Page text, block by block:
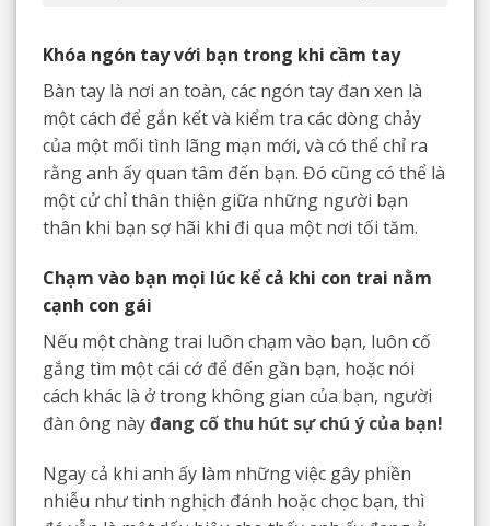
Khóa ngón tay với bạn trong khi cầm tay
Bàn tay là nơi an toàn, các ngón tay đan xen là
một cách để gắn kết và kiểm tra các dòng chảy
của một mối tình lãng mạn mới, và có thể chỉ ra
rằng anh ấy quan tâm đến bạn. Đó cũng có thể là
một cử chỉ thân thiện giữa những người bạn
thân khi bạn sợ hãi khi đi qua một nơi tối tăm.
Chạm vào bạn mọi lúc kể cả khi con trai nằm
cạnh con gái
Nếu một chàng trai luôn chạm vào bạn, luôn cố
gắng tìm một cái cớ để đến gần bạn, hoặc nói
cách khác là ở trong không gian của bạn, người
đàn ông nàyđang cố thu hút sự chú ý của bạn!
Ngay cả khi anh ấy làm những việc gây phiền
nhiễu như tinh nghịch đánh hoặc chọc bạn, thì